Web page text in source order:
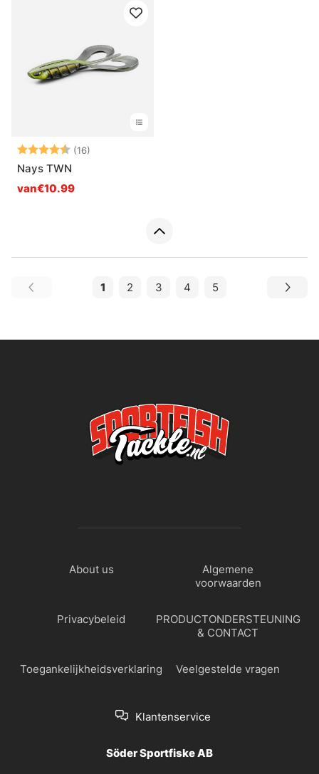
Beoordeling:
(16)
Nays TWN
van€10.99
1 2 3 4 5
About us
Algemene
voorwaarden
Privacybeleid
PRODUCTONDERSTEUNING
& CONTACT
Toegankelijkheidsverklaring Veelgestelde vragen
Klantenservice
Söder Sportfiske AB